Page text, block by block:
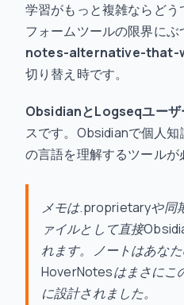
学習がもっと複雑ならどう
フォームツールの限界に
notes-alternative-that-
切り替え時です。
ObsidianとLogseqユーザ
スです。Obsidianで個人
の言語を理解するツールが
メモは.proprietaryや同
ァイルとして直接
れます。ノートはあなた
HoverNotesはまさにこ
に設計されました。